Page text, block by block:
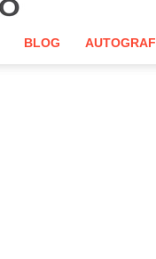
BLOG AUTOGRAF